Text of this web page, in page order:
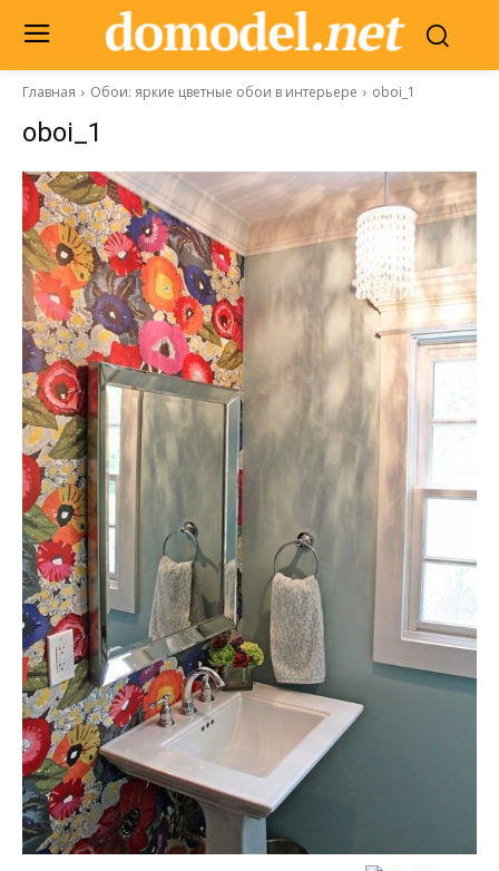
Главная Обои: яркие цветные обои в интерьере oboi_1
oboi_1